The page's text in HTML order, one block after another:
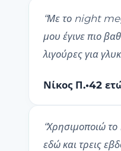
“Με το night
μου έγινε πιο
λιγούρες για
Νίκος Π.•42
“Χρησιμοποιώ
εδώ και τρεις